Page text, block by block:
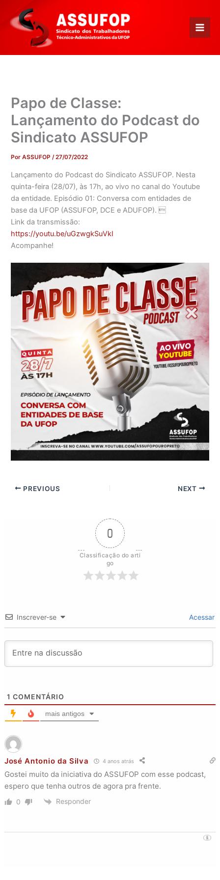
para
conteúdo
Papo de Classe:
Lançamento do Podcast do
Sindicato ASSUFOP
PorASSUFOP/27/07/2022
Lançamento do Podcast do Sindicato ASSUFOP. Nesta
quinta-feira (28/07), às 17h, ao vivo no canal do Youtube
da entidade. Episódio 01: Conversa com entidades de
base da UFOP (ASSUFOP, DCE e ADUFOP). 
Link da transmissão:
https://youtu.be/uGzwgkSuVkI
Acompanhe!
PREVIOUS NEXT
0
Classificação do arti
go
Inscrever-se Acessar
1 COMENTÁRIO
mais antigos
José Antonio da Silva 4 anos atrás
Gostei muito da iniciativa do ASSUFOP com esse podcast,
espero que tenha outros de agora pra frente.
0 Responder